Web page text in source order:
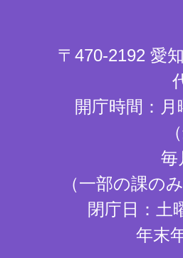
〒470-2192 愛
開庁時間：
毎
（一部の課の
閉庁日：土
年末